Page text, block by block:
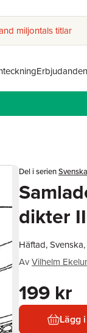
miljontals titlar
Erbjudanden
Del i serien
dikter II
Häftad,
AvVilhelm
199 kr
Lägg